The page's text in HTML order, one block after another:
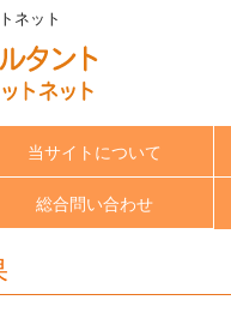
ネット
当サイトについて
総合問い合わせ